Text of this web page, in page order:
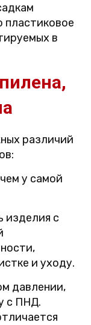
пластиковое
в
различий
у самой
изделия с
и уходу.
давлении,
с ПНД.